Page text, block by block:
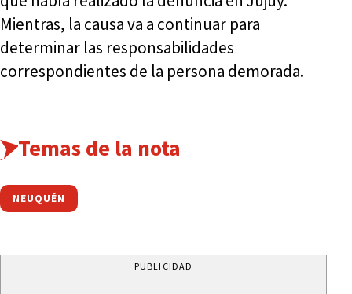
Mientras, la causa va a continuar para
determinar las responsabilidades
correspondientes de la persona demorada.
Temas de la nota
NEUQUÉN
PUBLICIDAD